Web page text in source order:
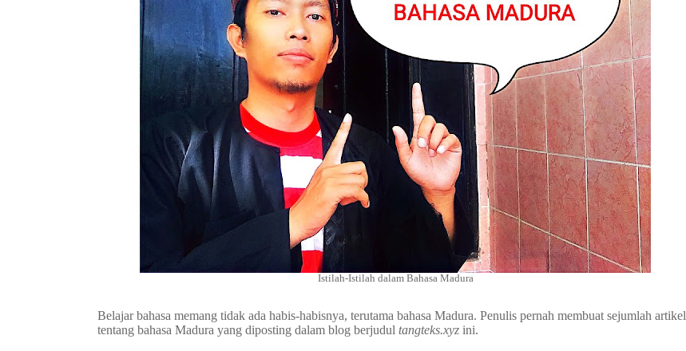
Istilah-Istilah dalam Bahasa Madura
Belajar bahasa memang tidak ada habis-habisnya, terutama bahasa Madura. Penulis pernah membuat sejumlah artikel
tentang bahasa Madura yang diposting dalam blog berjudul tangteks.xyz ini.